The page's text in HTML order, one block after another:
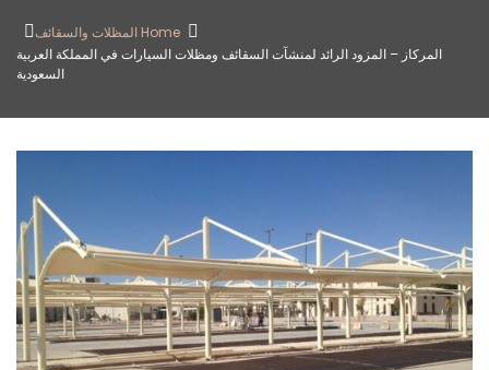
Home المظلات والسقائف
المركاز – المزود الرائد لمنشآت السقائف ومظلات السيارات في المملكة العربية
السعودية